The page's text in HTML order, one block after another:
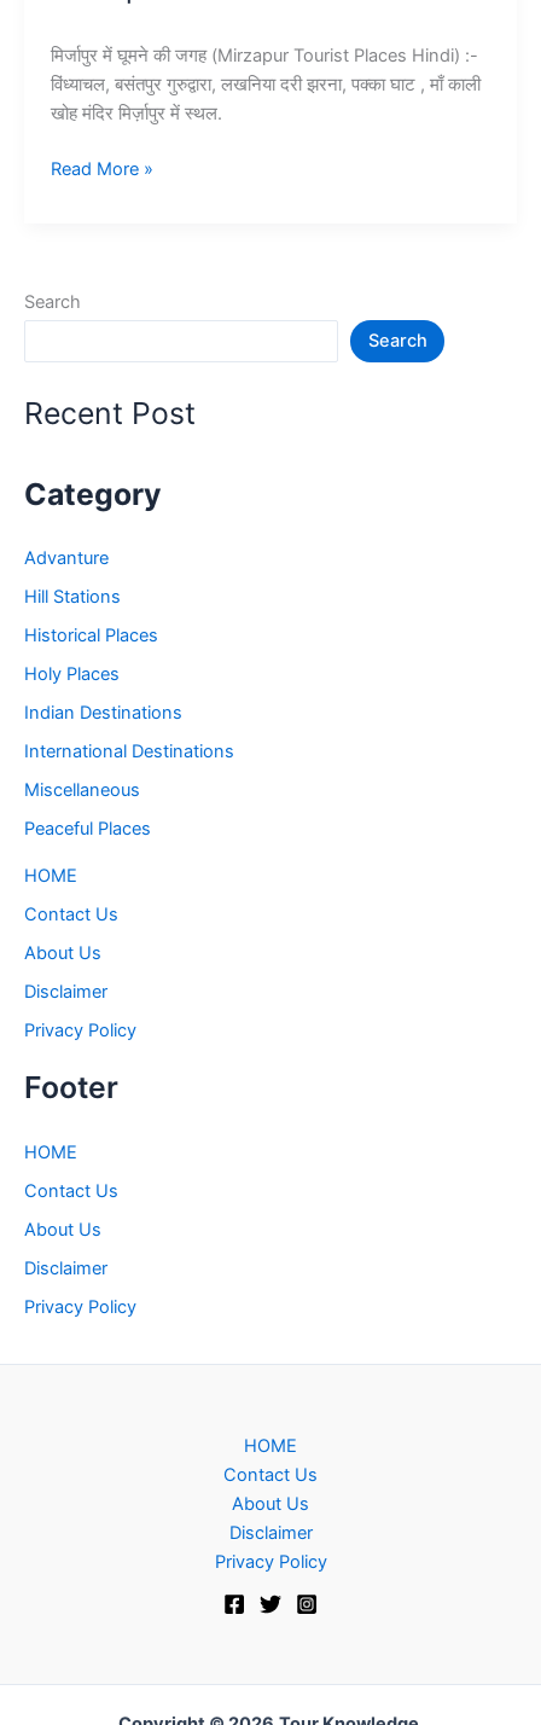
मिर्जापुर में घूमने की जगह (Mirzapur Tourist Places Hindi) :-
विंध्याचल, बसंतपुर गुरुद्वारा, लखनिया दरी झरना, पक्का घाट , माँ काली
खोह मंदिर मिर्ज़ापुर में स्थल.
10+
जगह
Places
Read More »
Search
Search
Recent Post
Category
Advanture
Hill Stations
Historical Places
Holy Places
Indian Destinations
International Destinations
Miscellaneous
Peaceful Places
HOME
Contact Us
About Us
Disclaimer
Privacy Policy
Footer
HOME
Contact Us
About Us
Disclaimer
Privacy Policy
HOME
Contact Us
About Us
Disclaimer
Privacy Policy